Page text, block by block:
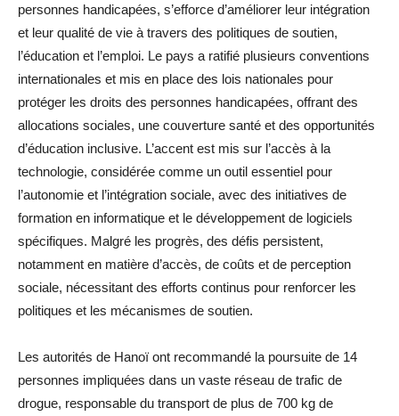
personnes handicapées, s’efforce d’améliorer leur intégration
et leur qualité de vie à travers des politiques de soutien,
l’éducation et l’emploi. Le pays a ratifié plusieurs conventions
internationales et mis en place des lois nationales pour
protéger les droits des personnes handicapées, offrant des
allocations sociales, une couverture santé et des opportunités
d’éducation inclusive. L’accent est mis sur l’accès à la
technologie, considérée comme un outil essentiel pour
l’autonomie et l’intégration sociale, avec des initiatives de
formation en informatique et le développement de logiciels
spécifiques. Malgré les progrès, des défis persistent,
notamment en matière d’accès, de coûts et de perception
sociale, nécessitant des efforts continus pour renforcer les
politiques et les mécanismes de soutien.
Les autorités de Hanoï ont recommandé la poursuite de 14
personnes impliquées dans un vaste réseau de trafic de
drogue, responsable du transport de plus de 700 kg de